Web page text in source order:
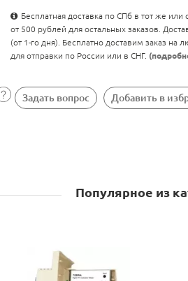
Бесплатная доставка по СПб в тот же
от 500 рублей для остальных заказов.
(от 1-го дня). Бесплатно доставим заказ на
для отправки по России или в СНГ.
Задать вопрос Добавить в
Популярное из